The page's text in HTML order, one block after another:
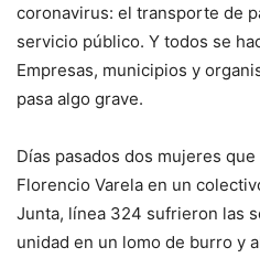
coronavirus: el transporte de
servicio público. Y todos se
Empresas, municipios y
pasa algo grave.
Días pasados dos mujeres
Florencio Varela en un
Junta, línea 324 sufrieron las
unidad en un lomo de burro y